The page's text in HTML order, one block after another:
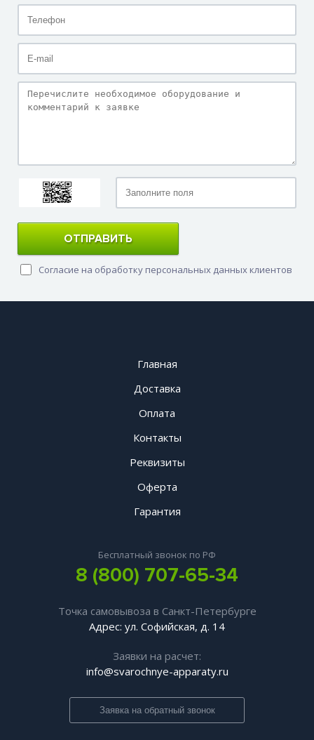
ОТПРАВИТЬ
Согласие на обработку персональных данных клиентов
Главная
Доставка
Оплата
Контакты
Реквизиты
Оферта
Гарантия
Бесплатный звонок по РФ
8 (800) 707-65-34
Точка самовывоза в Санкт-Петербурге
Адрес: ул. Софийская, д. 14
Заявки на расчет:
info@svarochnye-apparaty.ru
Заявка на обратный звонок